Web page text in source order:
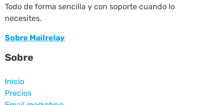
Todo de forma sencilla y con soporte cuando lo
necesites.
Sobre Mailrelay
Sobre
Inicio
Precios